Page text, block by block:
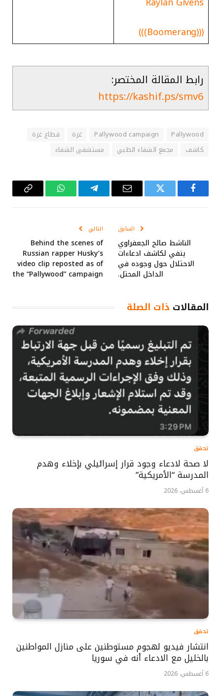
(((Boomerang)))
رابط المقالة المختصر:
https://kashif.ps/smv6
Pallywood
Pallywood campaign غزة
قطاع غزة
كاشف
مجمع الشفاء الطبي مستشفى الشفاء
فيسبوك تويتر
البريد
تيلقرام واتساب Copy
السابق
الناشط صالح الجعفراوي
ينفي لكاشف ادعاءات
الاحتلال حول وجوده في
الداخل المحتل.
التالي
Behind the scenes of
Russian rapper Husky’s
video clip reposted as of
the “Pallywood” campaign
المقالات ذات الصلة
تحقق
لا صحة لادعاء وجود قرار إسرائيلي بإخلاء وهدم
المدرسة “الأمريكية”
6 أغسطس، 2026
تحقق
انتشار فيديو لهجوم مستوطنين على منازل المواطنين
بالخليل مع الادعاء أنه في سوريا
6 أغسطس، 2026